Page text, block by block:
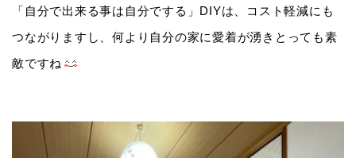
「自分で出来る事は自分でする」DIYは、コスト軽減にも
つながりますし、何より自分の家に愛着が湧きとっても素
敵ですね